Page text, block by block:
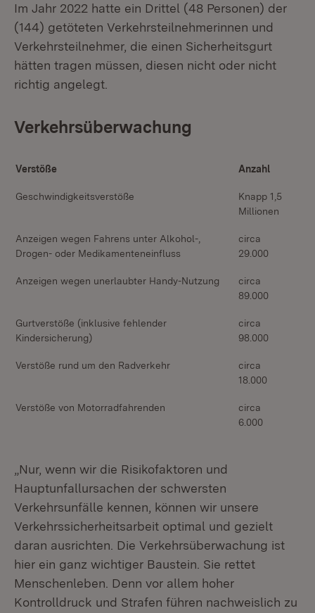
Im Jahr 2022 hatte ein Drittel (48 Personen) der
(144) getöteten Verkehrsteilnehmerinnen und
Verkehrsteilnehmer, die einen Sicherheitsgurt
hätten tragen müssen, diesen nicht oder nicht
richtig angelegt.
Verkehrsüberwachung
Verstöße Anzahl
Geschwindigkeitsverstöße
Knapp 1,5
Millionen
Anzeigen wegen Fahrens unter Alkohol-,
Drogen- oder Medikamenteneinfluss
circa
29.000
Anzeigen wegen unerlaubter Handy-Nutzung
circa
89.000
Gurtverstöße (inklusive fehlender
Kindersicherung)
circa
98.000
Verstöße rund um den Radverkehr
circa
18.000
Verstöße von Motorradfahrenden
circa
6.000
„Nur, wenn wir die Risikofaktoren und
Hauptunfallursachen der schwersten
Verkehrsunfälle kennen, können wir unsere
Verkehrssicherheitsarbeit optimal und gezielt
daran ausrichten. Die Verkehrsüberwachung ist
hier ein ganz wichtiger Baustein. Sie rettet
Menschenleben. Denn vor allem hoher
Kontrolldruck und Strafen führen nachweislich zu